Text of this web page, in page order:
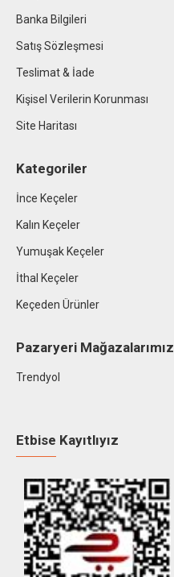
Banka Bilgileri
Satış Sözleşmesi
Teslimat & İade
Kişisel Verilerin Korunması
Site Haritası
Kategoriler
İnce Keçeler
Kalın Keçeler
Yumuşak Keçeler
İthal Keçeler
Keçeden Ürünler
Pazaryeri Mağazalarımız
Trendyol
Etbise Kayıtlıyız